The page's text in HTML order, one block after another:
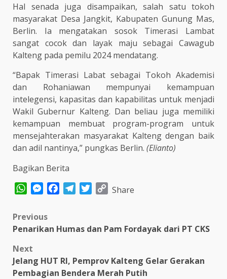
Hal senada juga disampaikan, salah satu tokoh
masyarakat Desa Jangkit, Kabupaten Gunung Mas,
Berlin. Ia mengatakan sosok Timerasi Lambat
sangat cocok dan layak maju sebagai Cawagub
Kalteng pada pemilu 2024 mendatang.
“Bapak Timerasi Labat sebagai Tokoh Akademisi
dan Rohaniawan mempunyai kemampuan
intelegensi, kapasitas dan kapabilitas untuk menjadi
Wakil Gubernur Kalteng. Dan beliau juga memiliki
kemampuan membuat program-program untuk
mensejahterakan masyarakat Kalteng dengan baik
dan adil nantinya,” pungkas Berlin. (Elianto)
Bagikan Berita
WhatsAppMessenger
FacebookTelegram
TwitterCopy
Share
Post
Previous
Penarikan Humas dan Pam Fordayak dari PT CKS
Next
Jelang HUT RI, Pemprov Kalteng Gelar Gerakan
Pembagian Bendera Merah Putih